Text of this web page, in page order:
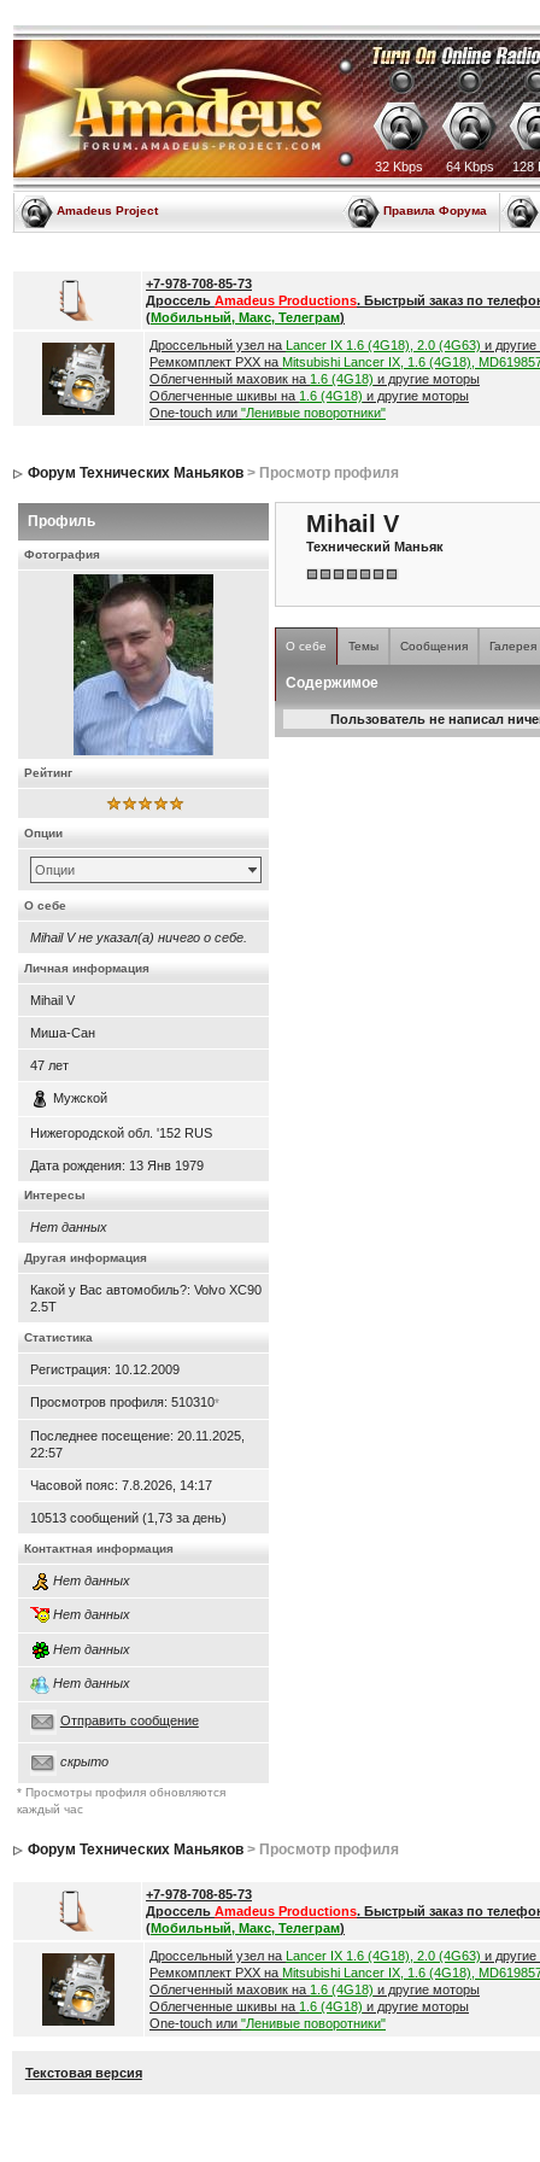
32 Kbps 64 Kbps 128
Amadeus Project Правила Форума
+7-978-708-85-73
Дроссель Amadeus Productions. Быстрый заказ по
(Мобильный, Макс, Телеграм)
Дроссельный узел на Lancer IX 1.6 (4G18), 2.0 (4G63) и
Ремкомплект РХХ на Mitsubishi Lancer IX, 1.6 (4G18),
Облегченный маховик на 1.6 (4G18) и другие моторы
Облегченные шкивы на 1.6 (4G18) и другие моторы
One-touch или "Ленивые поворотники"
Форум Технических Маньяков> Просмотр профиля
Профиль
Фотография
Рейтинг
Опции
Опции
О себе
Mihail V не указал(а) ничего о себе.
Личная информация
Mihail V
Миша-Сан
47 лет
Мужской
Нижегородской обл. '152 RUS
Дата рождения: 13 Янв 1979
Интересы
Нет данных
Другая информация
Какой у Вас автомобиль?: Volvo XC90
2.5T
Статистика
Регистрация: 10.12.2009
Просмотров профиля: 510310*
Последнее посещение: 20.11.2025,
22:57
Часовой пояс: 7.8.2026, 14:17
10513 сообщений (1,73 за день)
Контактная информация
Нет данных
Нет данных
Нет данных
Нет данных
Отправить сообщение
скрыто
* Просмотры профиля обновляются
каждый час
Mihail V
Технический Маньяк
О себе Темы Сообщения Галерея
Содержимое
Пользователь не написал
Форум Технических Маньяков> Просмотр профиля
+7-978-708-85-73
Дроссель Amadeus Productions. Быстрый заказ по
(Мобильный, Макс, Телеграм)
Дроссельный узел на Lancer IX 1.6 (4G18), 2.0 (4G63) и
Ремкомплект РХХ на Mitsubishi Lancer IX, 1.6 (4G18),
Облегченный маховик на 1.6 (4G18) и другие моторы
Облегченные шкивы на 1.6 (4G18) и другие моторы
One-touch или "Ленивые поворотники"
Текстовая версия